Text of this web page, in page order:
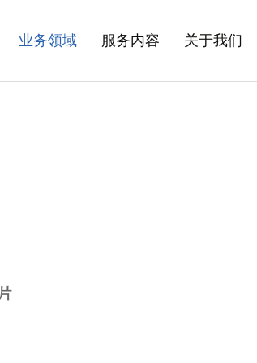
业务领域 服务内容 关于我们